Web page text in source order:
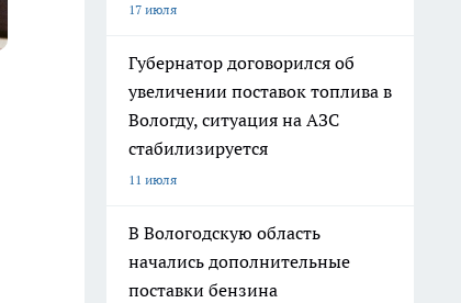
17 июля
Губернатор договорился об
увеличении поставок топлива в
Вологду, ситуация на АЗС
стабилизируется
11 июля
В Вологодскую область
начались дополнительные
поставки бензина